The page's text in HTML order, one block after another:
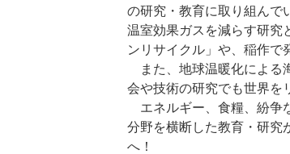
の研究・教育に取り組んで
温室効果ガスを減らす研究
ンリサイクル」や、稲作で
また、地球温暖化による
会や技術の研究でも世界を
エネルギー、食糧、紛争
分野を横断した教育・研究
へ！